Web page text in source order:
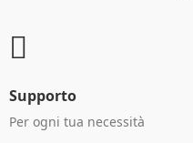
Supporto
Per ogni tua necessità